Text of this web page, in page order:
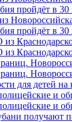
пройдёт в
пройдёт в
для детей на
и
и
получают